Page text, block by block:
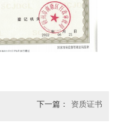
下一篇： 资质证书